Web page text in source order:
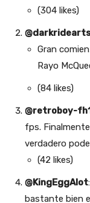
(304 likes)
Gran
Rayo
(84 likes)
@retroboy-
fps.
verdadero
(42 likes)
@KingEggAlot
bastante bien